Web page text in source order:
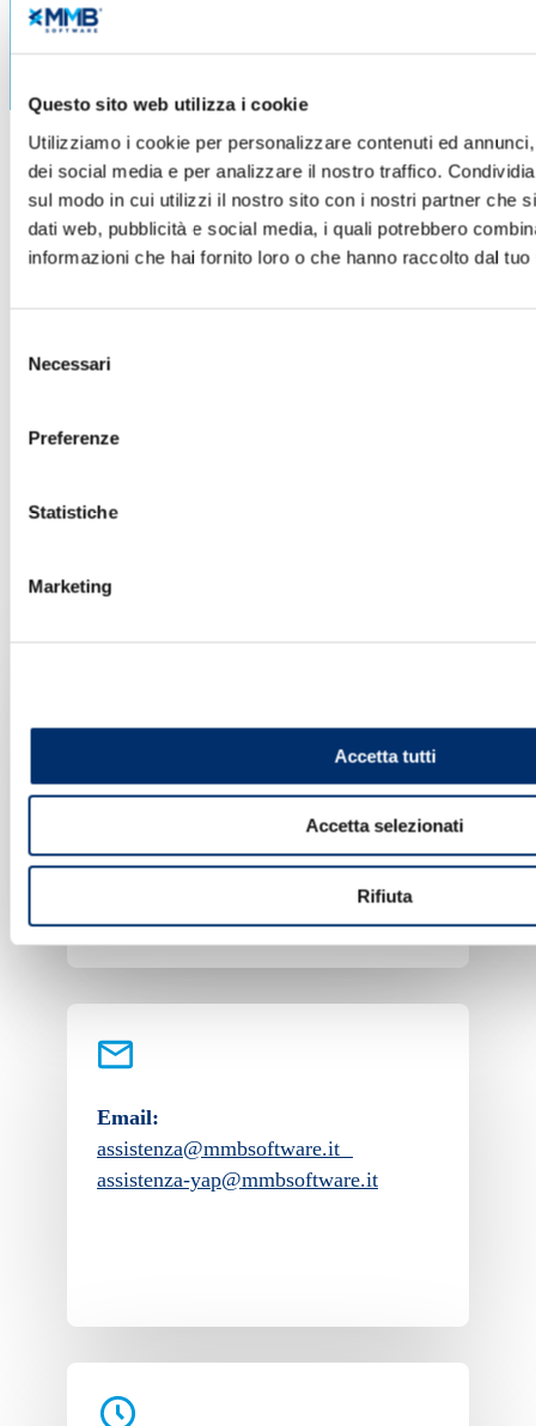
Questo sito web utilizza i cookie
Utilizziamo i cookie per personalizzare contenuti ed
dei social media e per analizzare il nostro traffico.
sul modo in cui utilizzi il nostro sito con i nostri partner che
dati web, pubblicità e social media, i quali potrebbero
informazioni che hai fornito loro o che hanno raccolto dal
delNecessari
Preferenze
Statistiche
Marketing
Accetta tutti
Accetta selezionati
Rifiuta
ASSISTENZA REMOTA - Contatti
+39 0546 637711
Email:
assistenza@mmbsoftware.it
assistenza-yap@mmbsoftware.it